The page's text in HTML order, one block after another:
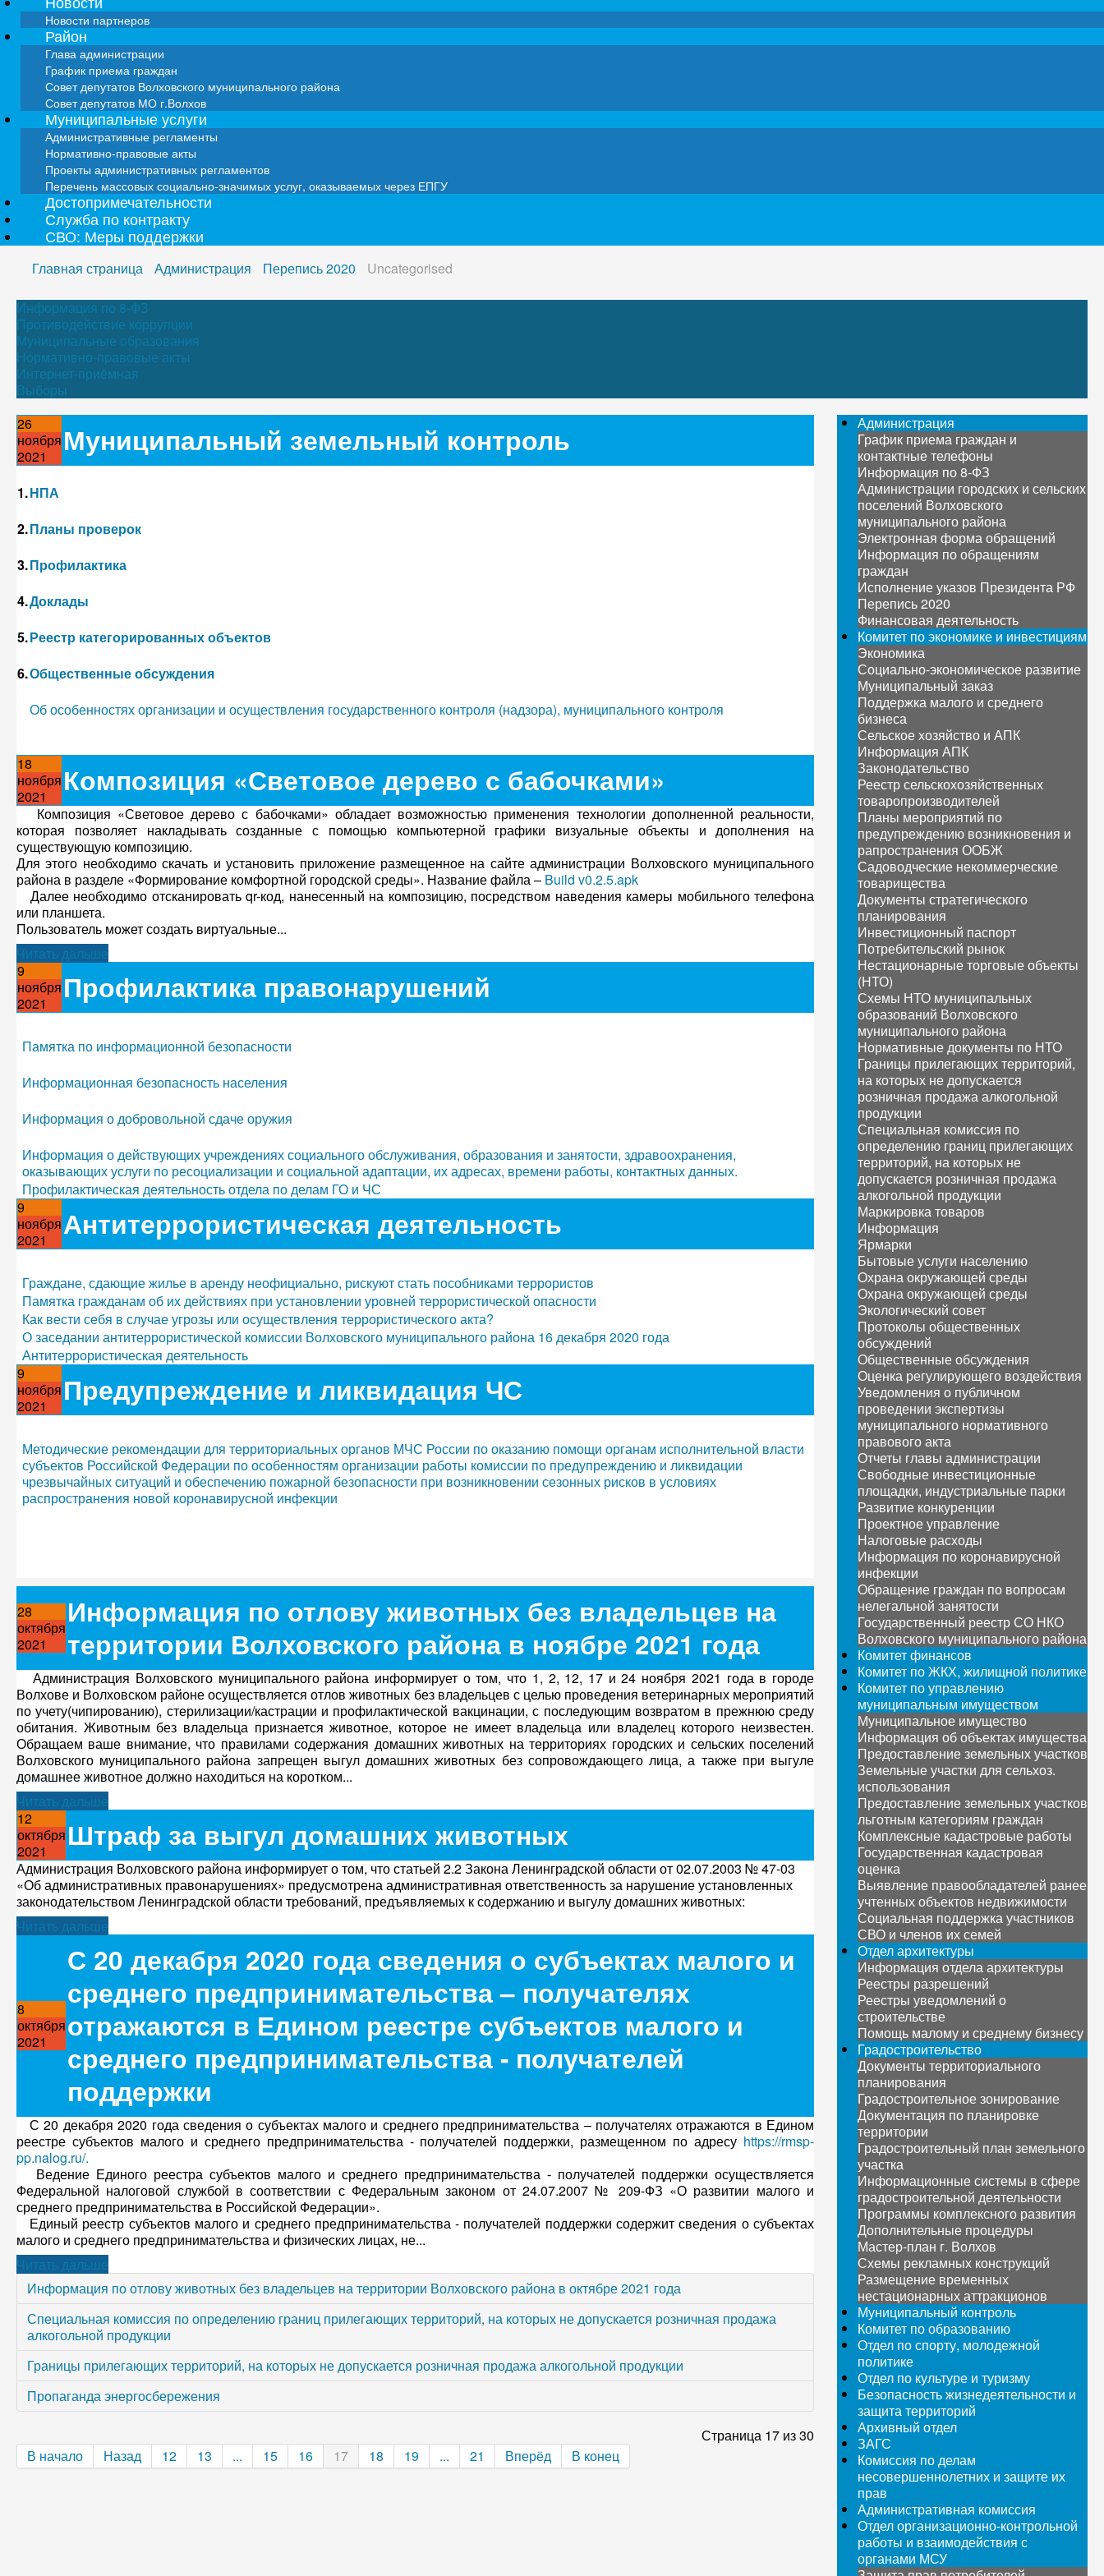
Новости партнеров
Район
Глава администрации
График приема граждан
Совет депутатов Волховского муниципального района
Совет депутатов МО г.Волхов
Муниципальные услуги
Административные регламенты
Нормативно-правовые акты
Проекты административных регламентов
Перечень массовых социально-значимых услуг, оказываемых через ЕПГУ
Достопримечательности
Служба по контракту
СВО: Меры поддержки
Главная страница Администрация Перепись 2020 Uncategorised
Информация по 8-ФЗ
Противодействие коррупции
Муниципальные образования
Нормативно-правовые акты
Интернет-приёмная
Выборы
26
ноября
2021
Муниципальный земельный контроль
1.НПА
2.Планы проверок
3.Профилактика
4.Доклады
5.Реестр категорированных объектов
6.Общественные обсуждения
Об особенностях организации и осуществления государственного контроля (надзора), муниципального контроля
18
ноября
2021
Композиция «Световое дерево с бабочками»
Композиция «Световое дерево с бабочками» обладает возможностью применения технологии дополненной реальности,
которая позволяет накладывать созданные с помощью компьютерной графики визуальные объекты и дополнения на
существующую композицию.
Для этого необходимо скачать и установить приложение размещенное на сайте администрации Волховского муниципального
района в разделе «Формирование комфортной городской среды». Название файла – Build v0.2.5.apk
Далее необходимо отсканировать qr-код, нанесенный на композицию, посредством наведения камеры мобильного телефона
или планшета.
Пользователь может создать виртуальные...
Читать дальше
9
ноября
2021
Профилактика правонарушений
Памятка по информационной безопасности
Информационная безопасность населения
Информация о добровольной сдаче оружия
Информация о действующих учреждениях социального обслуживания, образования и занятости, здравоохранения,
оказывающих услуги по ресоциализации и социальной адаптации, их адресах, времени работы, контактных данных.
Профилактическая деятельность отдела по делам ГО и ЧС
9
ноября
2021
Антитеррористическая деятельность
Граждане, сдающие жилье в аренду неофициально, рискуют стать пособниками террористов
Памятка гражданам об их действиях при установлении уровней террористической опасности
Как вести себя в случае угрозы или осуществления террористического акта?
О заседании антитеррористической комиссии Волховского муниципального района 16 декабря 2020 года
Антитеррористическая деятельность
9
ноября
2021
Предупреждение и ликвидация ЧС
Методические рекомендации для территориальных органов МЧС России по оказанию помощи органам исполнительной власти
субъектов Российской Федерации по особенностям организации работы комиссии по предупреждению и ликвидации
чрезвычайных ситуаций и обеспечению пожарной безопасности при возникновении сезонных рисков в условиях
распространения новой коронавирусной инфекции
28
октября
2021
Информация по отлову животных без владельцев на
территории Волховского района в ноябре 2021 года
Администрация Волховского муниципального района информирует о том, что 1, 2, 12, 17 и 24 ноября 2021 года в городе
Волхове и Волховском районе осуществляется отлов животных без владельцев с целью проведения ветеринарных мероприятий
по учету(чипированию), стерилизации/кастрации и профилактической вакцинации, с последующим возвратом в прежнюю среду
обитания. Животным без владельца признается животное, которое не имеет владельца или владелец которого неизвестен.
Обращаем ваше внимание, что правилами содержания домашних животных на территориях городских и сельских поселений
Волховского муниципального района запрещен выгул домашних животных без сопровождающего лица, а также при выгуле
домашнее животное должно находиться на коротком...
Читать дальше
12
октября
2021
Штраф за выгул домашних животных
Администрация Волховского района информирует о том, что статьей 2.2 Закона Ленинградской области от 02.07.2003 № 47-03
«Об административных правонарушениях» предусмотрена административная ответственность за нарушение установленных
законодательством Ленинградской области требований, предъявляемых к содержанию и выгулу домашних животных:
Читать дальше
8
октября
2021
С 20 декабря 2020 года сведения о субъектах малого и
среднего предпринимательства – получателях
отражаются в Едином реестре субъектов малого и
среднего предпринимательства - получателей
поддержки
С 20 декабря 2020 года сведения о субъектах малого и среднего предпринимательства – получателях отражаются в Едином
реестре субъектов малого и среднего предпринимательства - получателей поддержки, размещенном по адресу https://rmsp-
pp.nalog.ru/.
Ведение Единого реестра субъектов малого и среднего предпринимательства - получателей поддержки осуществляется
Федеральной налоговой службой в соответствии с Федеральным законом от 24.07.2007 № 209-ФЗ «О развитии малого и
среднего предпринимательства в Российской Федерации».
Единый реестр субъектов малого и среднего предпринимательства - получателей поддержки содержит сведения о субъектах
малого и среднего предпринимательства и физических лицах, не...
Читать дальше
Информация по отлову животных без владельцев на территории Волховского района в октябре 2021 года
Специальная комиссия по определению границ прилегающих территорий, на которых не допускается розничная продажа
алкогольной продукции
Границы прилегающих территорий, на которых не допускается розничная продажа алкогольной продукции
Пропаганда энергосбережения
Страница 17 из 30
В начало
Назад 12 13 ... 15 16 17 18 19 ... 21 Вперёд В конец
Администрация
График приема граждан и
контактные телефоны
Информация по 8-ФЗ
Администрации городских и сельских
поселений Волховского
муниципального района
Электронная форма обращений
Информация по обращениям
граждан
Исполнение указов Президента РФ
Перепись 2020
Финансовая деятельность
Комитет по экономике и инвестициям
Экономика
Социально-экономическое развитие
Муниципальный заказ
Поддержка малого и среднего
бизнеса
Сельское хозяйство и АПК
Информация АПК
Законодательство
Реестр сельскохозяйственных
товаропроизводителей
Планы мероприятий по
предупреждению возникновения и
рапространения ООБЖ
Садоводческие некоммерческие
товарищества
Документы стратегического
планирования
Инвестиционный паспорт
Потребительский рынок
Нестационарные торговые объекты
(НТО)
Схемы НТО муниципальных
образований Волховского
муниципального района
Нормативные документы по НТО
Границы прилегающих территорий,
на которых не допускается
розничная продажа алкогольной
продукции
Специальная комиссия по
определению границ прилегающих
территорий, на которых не
допускается розничная продажа
алкогольной продукции
Маркировка товаров
Информация
Ярмарки
Бытовые услуги населению
Охрана окружающей среды
Охрана окружающей среды
Экологический совет
Протоколы общественных
обсуждений
Общественные обсуждения
Оценка регулирующего воздействия
Уведомления о публичном
проведении экспертизы
муниципального нормативного
правового акта
Отчеты главы администрации
Свободные инвестиционные
площадки, индустриальные парки
Развитие конкуренции
Проектное управление
Налоговые расходы
Информация по коронавирусной
инфекции
Обращение граждан по вопросам
нелегальной занятости
Государственный реестр СО НКО
Волховского муниципального района
Комитет финансов
Комитет по ЖКХ, жилищной политике
Комитет по управлению
муниципальным имуществом
Муниципальное имущество
Информация об объектах имущества
Предоставление земельных участков
Земельные участки для сельхоз.
использования
Предоставление земельных участков
льготным категориям граждан
Комплексные кадастровые работы
Государственная кадастровая
оценка
Выявление правообладателей ранее
учтенных объектов недвижимости
Социальная поддержка участников
СВО и членов их семей
Отдел архитектуры
Информация отдела архитектуры
Реестры разрешений
Реестры уведомлений о
строительстве
Помощь малому и среднему бизнесу
Градостроительство
Документы территориального
планирования
Градостроительное зонирование
Документация по планировке
территории
Градостроительный план земельного
участка
Информационные системы в сфере
градостроительной деятельности
Программы комплексного развития
Дополнительные процедуры
Мастер-план г. Волхов
Схемы рекламных конструкций
Размещение временных
нестационарных аттракционов
Муниципальный контроль
Комитет по образованию
Отдел по спорту, молодежной
политике
Отдел по культуре и туризму
Безопасность жизнедеятельности и
защита территорий
Архивный отдел
ЗАГС
Комиссия по делам
несовершеннолетних и защите их
прав
Административная комиссия
Отдел организационно-контрольной
работы и взаимодействия с
органами МСУ